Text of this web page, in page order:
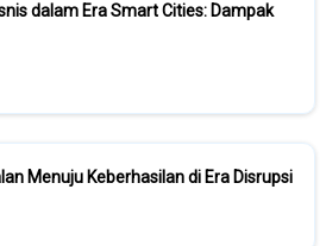
dalam Era Smart Cities: Dampak
Menuju Keberhasilan di Era Disrupsi